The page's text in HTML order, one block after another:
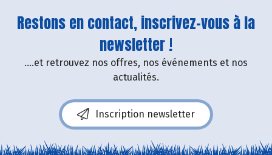
Restons en contact, inscrivez-vous à la
newsletter !
....et retrouvez nos offres, nos événements et nos
actualités.
Inscription newsletter